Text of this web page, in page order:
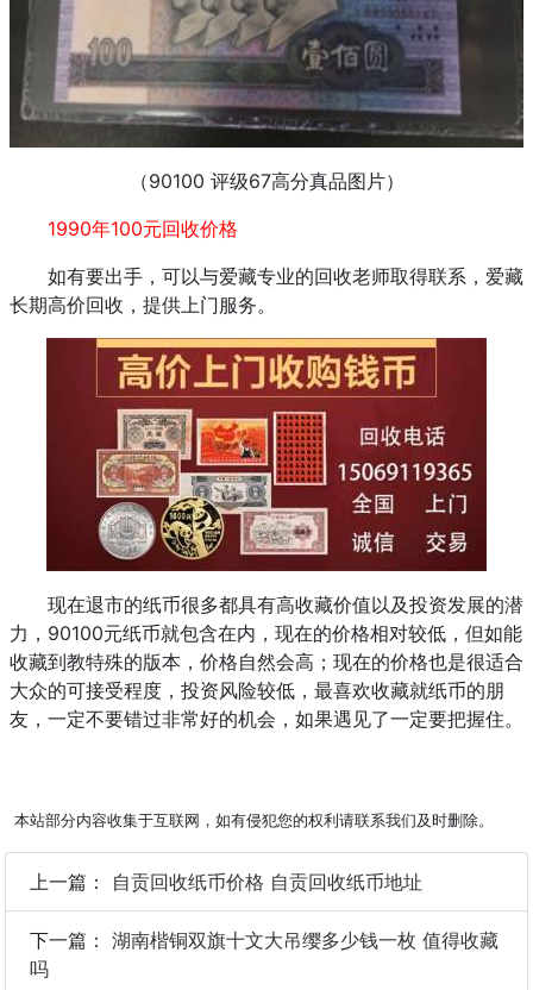
（90100 评级67高分真品图片）
1990年100元回收价格
如有要出手，可以与爱藏专业的回收老师取得联系，爱藏
长期高价回收，提供上门服务。
现在退市的纸币很多都具有高收藏价值以及投资发展的潜
力，90100元纸币就包含在内，现在的价格相对较低，但如能
收藏到教特殊的版本，价格自然会高；现在的价格也是很适合
大众的可接受程度，投资风险较低，最喜欢收藏就纸币的朋
友，一定不要错过非常好的机会，如果遇见了一定要把握住。
本站部分内容收集于互联网，如有侵犯您的权利请联系我们及时删除。
上一篇： 自贡回收纸币价格 自贡回收纸币地址
下一篇： 湖南楷铜双旗十文大吊缨多少钱一枚 值得收藏
吗